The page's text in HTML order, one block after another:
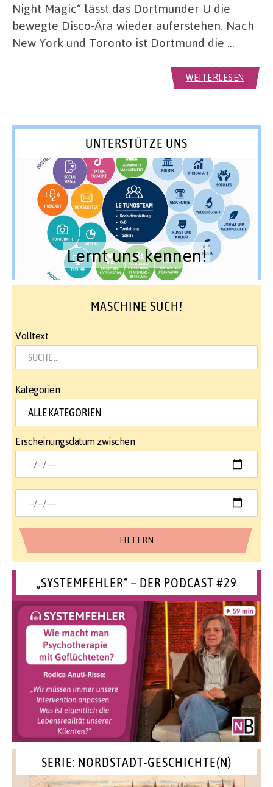
Night Magic“ lässt das Dortmunder U die
bewegte Disco-Ära wieder auferstehen. Nach
New York und Toronto ist Dortmund die …
WEITERLESEN
UNTERSTÜTZE UNS
Lernt uns kennen!
MASCHINE SUCH!
Volltext
Kategorien
Erscheinungsdatum zwischen
„SYSTEMFEHLER“ – DER PODCAST #29
SERIE: NORDSTADT-GESCHICHTE(N)